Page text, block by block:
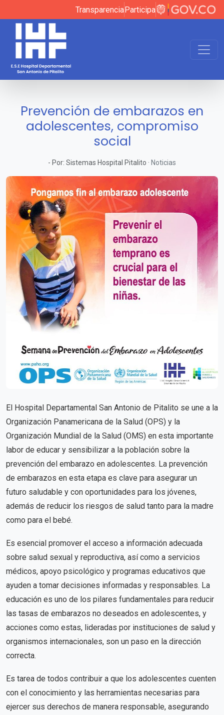
TransparenciaParticipa
Prevención de embarazos en
adolescentes, compromiso
social
- Por: Sistemas Hospital Pitalito · Noticias
El Hospital Departamental San Antonio de Pitalito se une a la
Organización Panamericana de la Salud (OPS) y la
Organización Mundial de la Salud (OMS) en esta importante
labor de educar y sensibilizar a la población sobre la
prevención del embarazo en adolescentes. La prevención
de embarazos en esta etapa es clave para asegurar un
futuro saludable y con oportunidades para los jóvenes,
además de reducir los riesgos de salud tanto para la madre
como para el bebé.
Es esencial promover el acceso a información adecuada
sobre salud sexual y reproductiva, así como a servicios
médicos, apoyo psicológico y programas educativos que
ayuden a tomar decisiones informadas y responsables. La
educación es uno de los pilares fundamentales para reducir
las tasas de embarazos no deseados en adolescentes, y
acciones como estas, lideradas por instituciones de salud y
organismos internacionales, son un paso en la dirección
correcta.
Es tarea de todos contribuir a que los adolescentes cuenten
con el conocimiento y las herramientas necesarias para
ejercer sus derechos de manera responsable, asegurando